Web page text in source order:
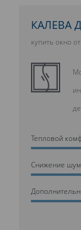
КАЛЕВА
купить окно
Тепловой
Cнижение